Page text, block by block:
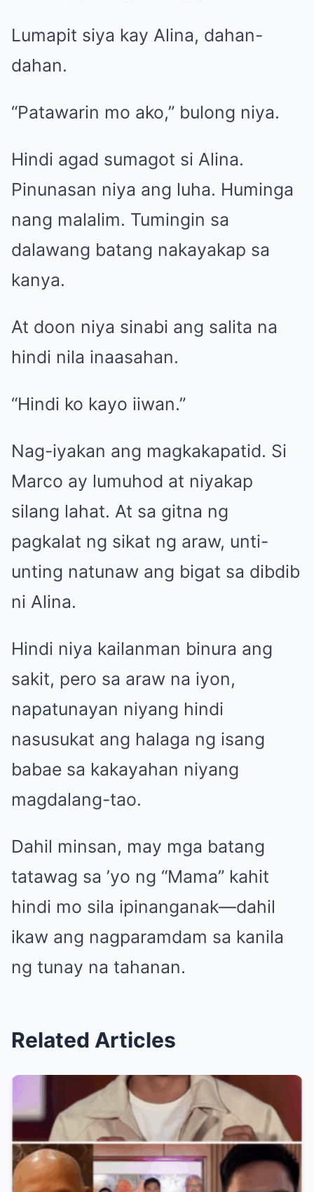
Lumapit siya kay Alina, dahan-
dahan.
“Patawarin mo ako,” bulong niya.
Hindi agad sumagot si Alina.
Pinunasan niya ang luha. Huminga
nang malalim. Tumingin sa
dalawang batang nakayakap sa
kanya.
At doon niya sinabi ang salita na
hindi nila inaasahan.
“Hindi ko kayo iiwan.”
Nag-iyakan ang magkakapatid. Si
Marco ay lumuhod at niyakap
silang lahat. At sa gitna ng
pagkalat ng sikat ng araw, unti-
unting natunaw ang bigat sa dibdib
ni Alina.
Hindi niya kailanman binura ang
sakit, pero sa araw na iyon,
napatunayan niyang hindi
nasusukat ang halaga ng isang
babae sa kakayahan niyang
magdalang-tao.
Dahil minsan, may mga batang
tatawag sa ’yo ng “Mama” kahit
hindi mo sila ipinanganak—dahil
ikaw ang nagparamdam sa kanila
ng tunay na tahanan.
Related Articles